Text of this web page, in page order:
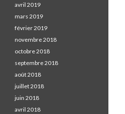
avril 2019
mars 2019
février 2019
novembre 2018
octobre 2018
septembre 2018
août 2018
juillet 2018
juin 2018
avril 2018